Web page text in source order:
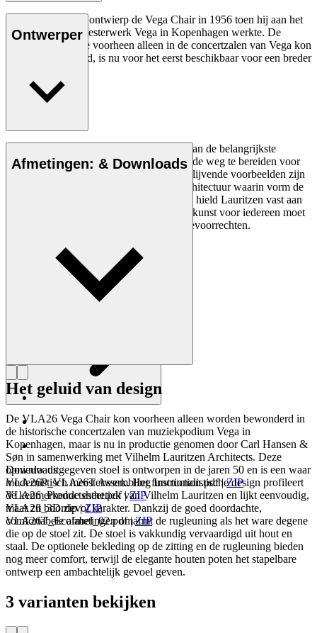
Vilhelm Lauritzen ontwierp de Vega Chair in 1956 toen hij aan het
modernistische meesterwerk Vega in Kopenhagen werkte. De
stapelbare stoel die voorheen alleen in de concertzalen van Vega kon
worden bewonderd, is nu voor het eerst beschikbaar voor een breder
Lees meer
Ontwerper
Vilhelm Lauritzen (1894-1984) was een van de belangrijkste
Deense architecten van zijn tijd. Hij hielp de weg te bereiden voor
het Deense modernisme met werken die blijvende voorbeelden zijn
van een toen nieuwe en revolutionaire architectuur waarin vorm de
functie volgt. Gedurende zijn hele carrière hield Lauritzen vast aan
de benadering dat architectuur toegepaste kunst voor iedereen moet
zijn – niet alleen voor een selecte groep bevoorrechten.
Maak kennis met Vilhelm Lauritzen
Afmetingen: & Downloads
Downloads
VLA26P_VLA26T Assembling Instruction.pdf|ZIP
VLA26_Productsheet.pdf|ZIP
VLA26_3D.zip|ZIP
VLA26T_Ecolabel_02.pdf|ZIP
Het geluid van design
De VLA26 Vega Chair kon voorheen alleen worden bewonderd in
de historische concertzalen van muziekpodium Vega in
Kopenhagen, maar is nu in productie genomen door Carl Hansen &
Søn in samenwerking met Vilhelm Lauritzen Architects. Deze
opnieuw uitgegeven stoel is ontworpen in de jaren 50 en is een waar
modernistisch meesterwerk. Het functionalistische design profileert
de kenmerkende esthetiek van Vilhelm Lauritzen en lijkt eenvoudig,
maar zit boordevol karakter. Dankzij de goed doordachte,
comfortabele afmetingen omarmt de rugleuning als het ware degene
die op de stoel zit. De stoel is vakkundig vervaardigd uit hout en
staal. De optionele bekleding op de zitting en de rugleuning bieden
nog meer comfort, terwijl de elegante houten poten het stapelbare
ontwerp een ambachtelijk gevoel geven.
3 varianten bekijken